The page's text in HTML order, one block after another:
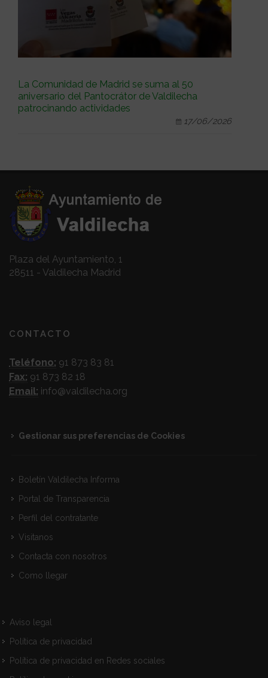
La Comunidad de Madrid se suma al 50
aniversario del Pantocrátor de Valdilecha
patrocinando actividades
17/06/2026
Plaza del Ayuntamiento, 1
28511 - Valdilecha Madrid
CONTACTO
Teléfono: 91 873 83 81
Fax: 91 873 82 18
Email: info@valdilecha.org
Gestionar sus preferencias de Cookies
Boletín Valdilecha Informa
Portal de Transparencia
Perfil del contratante
Visitanos
Contacta con nosotros
Como llegar
Aviso legal
Política de privacidad
Política de privacidad en Redes sociales